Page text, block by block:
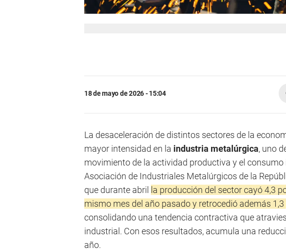
18 de mayo de 2026 - 15:04
La desaceleración de distintos sectores de la
mayor intensidad en la industria metalúrgica, uno
movimiento de la actividad productiva y el
Asociación de Industriales Metalúrgicos de la
que durante abril la producción del sector cayó 4,3
mismo mes del año pasado y retrocedió además
consolidando una tendencia contractiva que
industrial. Con esos resultados, acumula una
año.